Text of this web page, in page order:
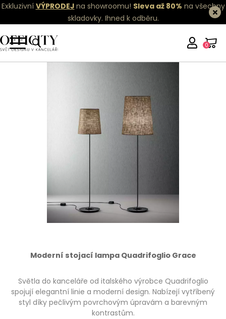
Exkluzivní VÝPRODEJ na showroomu! Sleva až 80% na všechny
skladovky. Ihned k odběru.
0
Moderní stojací lampa Quadrifoglio Grace
Světla do kanceláře od italského výrobce Quadrifoglio
spojují elegantní linie a moderní design. Nabízejí vytříbený
styl díky pečlivým povrchovým úpravám a barevným
kontrastům.